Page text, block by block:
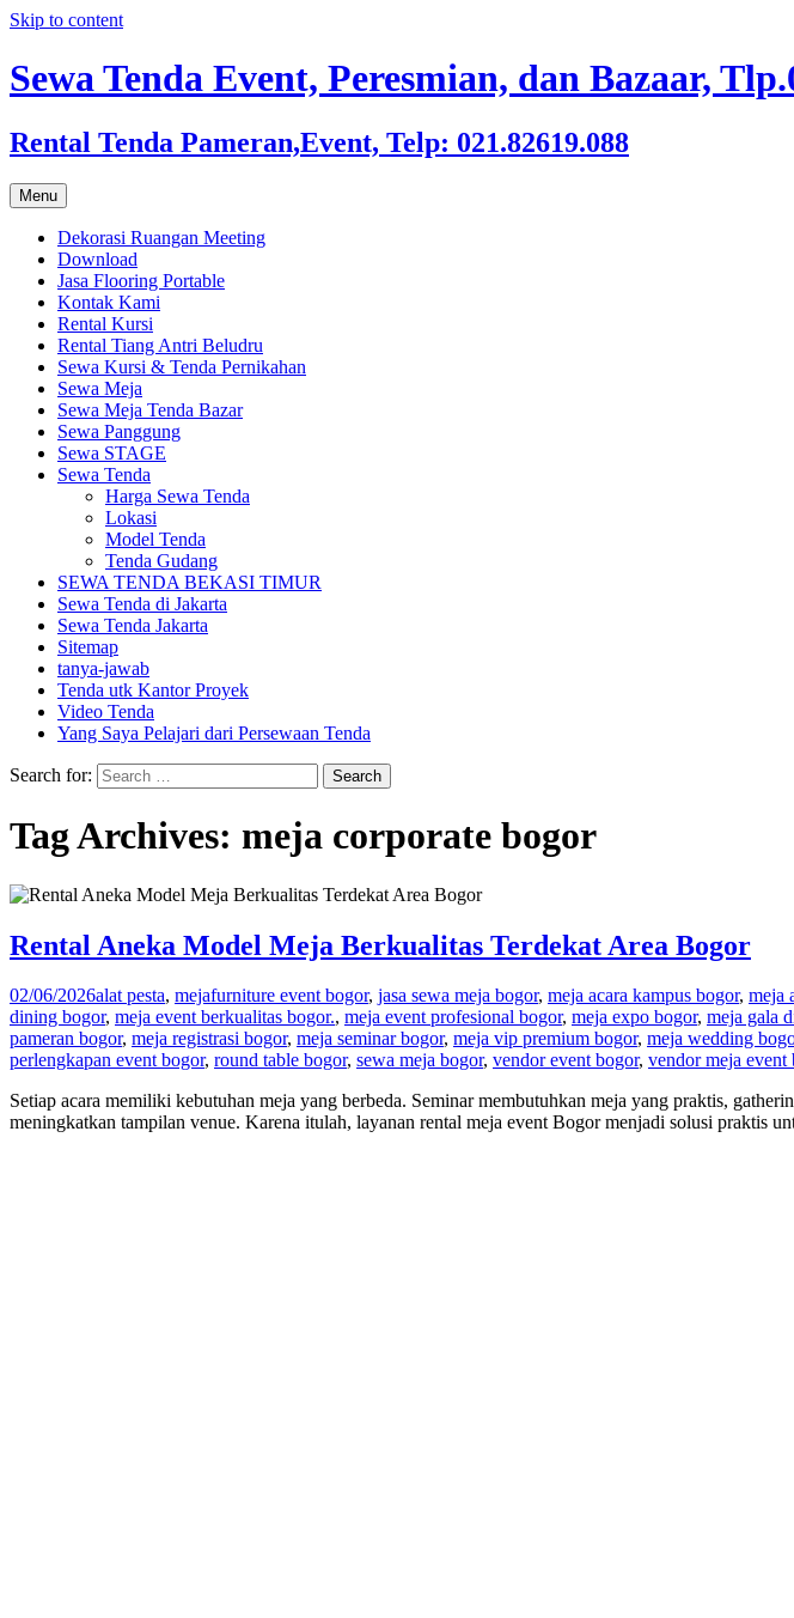
Skip to content
Sewa Tenda Event, Peresmian, dan Bazaar,
Rental Tenda Pameran,Event, Telp: 021.82619.088
Menu
Dekorasi Ruangan Meeting
Download
Jasa Flooring Portable
Kontak Kami
Rental Kursi
Rental Tiang Antri Beludru
Sewa Kursi & Tenda Pernikahan
Sewa Meja
Sewa Meja Tenda Bazar
Sewa Panggung
Sewa STAGE
Sewa Tenda
Harga Sewa Tenda
Lokasi
Model Tenda
Tenda Gudang
SEWA TENDA BEKASI TIMUR
Sewa Tenda di Jakarta
Sewa Tenda Jakarta
Sitemap
tanya-jawab
Tenda utk Kantor Proyek
Video Tenda
Yang Saya Pelajari dari Persewaan Tenda
Search for:
Tag Archives: meja corporate bogor
Rental Aneka Model Meja Berkualitas Terdekat Area Bogor
02/06/2026alat pesta, mejafurniture event bogor, jasa sewa meja bogor, meja acara kampus bogor, meja
dining bogor, meja event berkualitas bogor., meja event profesional bogor, meja expo bogor, meja gala
pameran bogor, meja registrasi bogor, meja seminar bogor, meja vip premium bogor, meja wedding
perlengkapan event bogor, round table bogor, sewa meja bogor, vendor event bogor, vendor meja event
Setiap acara memiliki kebutuhan meja yang berbeda. Seminar membutuhkan meja yang praktis,
meningkatkan tampilan venue. Karena itulah, layanan rental meja event Bogor menjadi solusi praktis